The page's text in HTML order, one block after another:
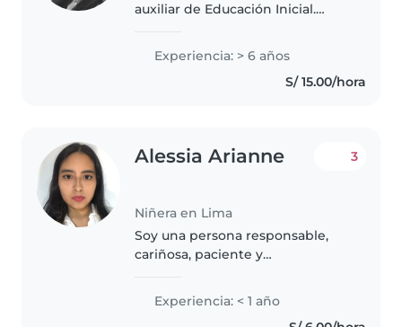
auxiliar de Educación Inicial.
meses en adelante). Cuento con
Experiencia: > 6 años
S/ 15.00/hora
Alessia Arianne
Niñera en Lima
3
Soy una persona responsable,
cariñosa, paciente y
bienestar de los niños. Cuento
con más de 2 años de
Experiencia: < 1 año